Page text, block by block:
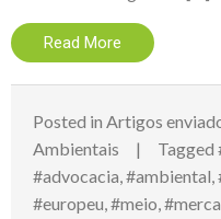
Read More
Posted in Artigos
Ambientais
Tagged
#advocacia,#ambiental,
#europeu,#meio,